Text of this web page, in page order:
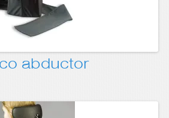
abductor